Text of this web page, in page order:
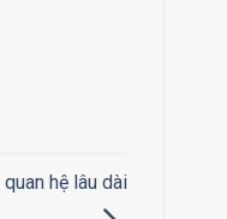
hệ lâu dài